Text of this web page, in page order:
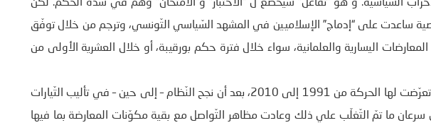
السّياسية. و هو “تفاعل” سيخضع ل “الاختبار” و”الامتحان” وهم في سدّة الحكم. لكن
ساعدت على “إدماج” الإسلاميين في المشهد السّياسي التّونسي، وترجم من خلال توفّق
اليسارية والعلمانية، سواء خلال فترة حكم بورقيبة، أو خلال العشرية الأولى من
وبرزت خاصة أثناء فترة “الاستئصال” التي تعرّضت لها الحركة من 1991 إلى 2010، بعد أن نجح النّظام – إلى حين – في تأليب التّيارات
سرعان ما تمّ التّغلّب علي ذلك وعادت مظاهر التّواصل مع بقية مكوّنات المعارضة بما فيها